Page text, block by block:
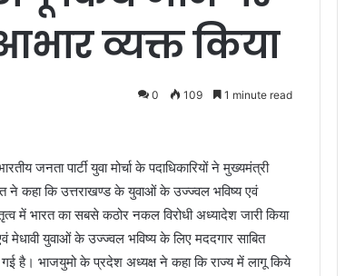
व्यक्त किया
0 109 1 minute read
जनता पार्टी युवा मोर्चा के पदाधिकारियों ने मुख्यमंत्री
ने कहा कि उत्तराखण्ड के युवाओं के उज्ज्वल भविष्य एवं
में भारत का सबसे कठोर नकल विरोधी अध्यादेश जारी किया
मेधावी युवाओं के उज्ज्वल भविष्य के लिए मददगार साबित
है। भाजयुमो के प्रदेश अध्यक्ष ने कहा कि राज्य में लागू किये